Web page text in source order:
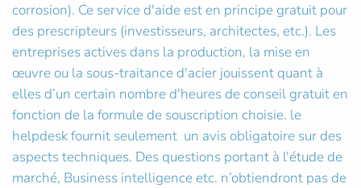
corrosion). Ce service d'aide est en principe gratuit pour
des prescripteurs (investisseurs, architectes, etc.). Les
entreprises actives dans la production, la mise en
œuvre ou la sous-traitance d'acier jouissent quant à
elles d’un certain nombre d'heures de conseil gratuit en
fonction de la formule de souscription choisie. le
helpdesk fournit seulement un avis obligatoire sur des
aspects techniques. Des questions portant à l'étude de
marché, Business intelligence etc. n’obtiendront pas de